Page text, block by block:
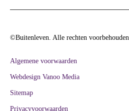
©Buitenleven. Alle rechten voorbehouden.
Algemene voorwaarden
Webdesign Vanoo Media
Sitemap
Privacyvoorwaarden